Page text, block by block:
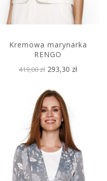
Kremowa marynarka
RENGO
419,00 zł 293,30 zł